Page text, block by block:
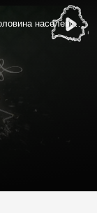
Третья сверхдержава уже появилась? | ШОС – половина населения планеты! | Что фон дер Ляйен забыла «под забором» Беларуси?